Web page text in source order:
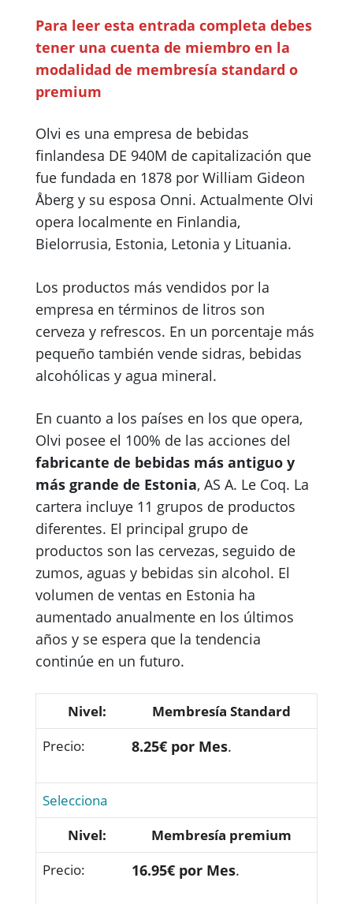
Para leer esta entrada completa debes
tener una cuenta de miembro en la
modalidad de membresía standard o
premium
Olvi es una empresa de bebidas
finlandesa DE 940M de capitalización que
fue fundada en 1878 por William Gideon
Åberg y su esposa Onni. Actualmente Olvi
opera localmente en Finlandia,
Bielorrusia, Estonia, Letonia y Lituania.
Los productos más vendidos por la
empresa en términos de litros son
cerveza y refrescos. En un porcentaje más
pequeño también vende sidras, bebidas
alcohólicas y agua mineral.
En cuanto a los países en los que opera,
Olvi posee el 100% de las acciones del
fabricante de bebidas más antiguo y
más grande de Estonia, AS A. Le Coq. La
cartera incluye 11 grupos de productos
diferentes. El principal grupo de
productos son las cervezas, seguido de
zumos, aguas y bebidas sin alcohol. El
volumen de ventas en Estonia ha
aumentado anualmente en los últimos
años y se espera que la tendencia
continúe en un futuro.
Membresía Standard
8.25€ por Mes.
Selecciona
Membresía premium
16.95€ por Mes.